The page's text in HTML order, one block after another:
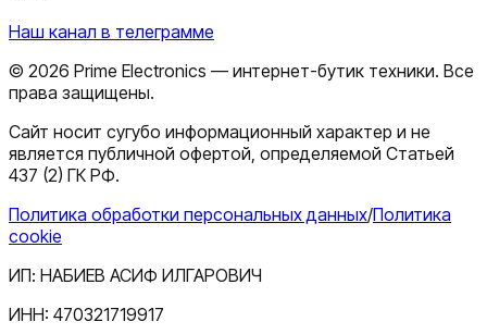
Наш канал в телеграмме
© 2026 Prime Electronics — интернет-бутик техники. Все
права защищены.
Сайт носит сугубо информационный характер и не
является публичной офертой, определяемой Статьей
437 (2) ГК РФ.
Политика обработки персональных данных/Политика
cookie
ИП: НАБИЕВ АСИФ ИЛГАРОВИЧ
ИНН: 470321719917